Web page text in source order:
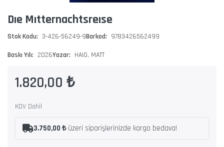
Dıe Mıtternachtsreıse
Stok Kodu: 3-426-56249-9Barkod: 9783426562499
Baskı Yılı: 2026Yazar: HAIG, MATT
1.820,00 ₺
KDV Dahil
3.750,00 ₺üzeri siparişlerinizde kargo bedava!